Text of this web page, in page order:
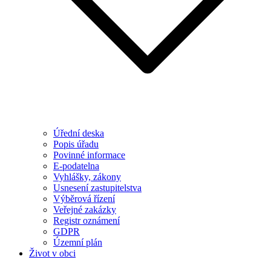
Úřední deska
Popis úřadu
Povinné informace
E-podatelna
Vyhlášky, zákony
Usnesení zastupitelstva
Výběrová řízení
Veřejné zakázky
Registr oznámení
GDPR
Územní plán
Život v obci